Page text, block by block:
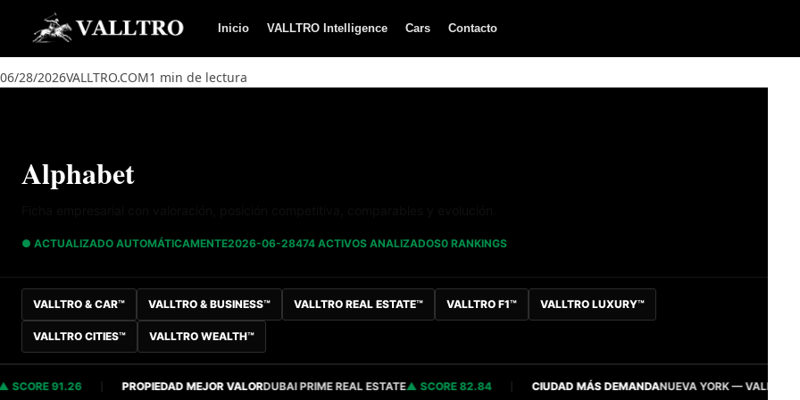
Saltar al contenido
Inicio VALLTRO Intelligence Cars Contacto
06/28/2026VALLTRO.COM1 min de lectura
Alphabet
● ACTUALIZADO AUTOMÁTICAMENTE2026-06-28474 ACTIVOS ANALIZADOS0 RANKINGS
VALLTRO & CAR™ VALLTRO & BUSINESS™ VALLTRO REAL ESTATE™ VALLTRO F1™ VALLTRO LUXURY™
VALLTRO CITIES™ VALLTRO WEALTH™
91.26 PROPIEDAD MEJOR VALORDUBAI PRIME REAL ESTATE SCORE 82.84 CIUDAD MÁS DEMANDANUEVA YORK — VALLTRO